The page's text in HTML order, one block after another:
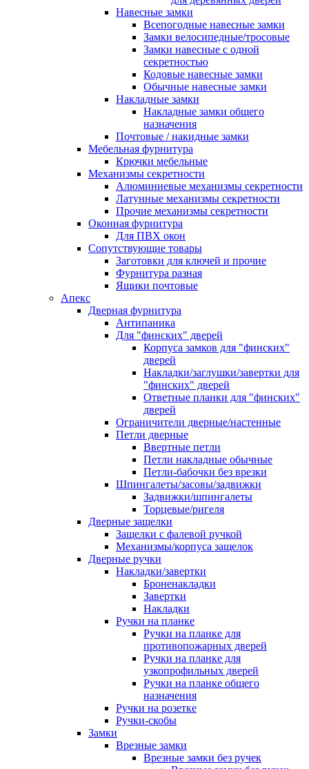
Навесные замки
Всепогодные навесные замки
Замки велосипедные/тросовые
Замки навесные с одной
секретностью
Кодовые навесные замки
Обычные навесные замки
Накладные замки
Накладные замки общего
назначения
Почтовые / накидные замки
Мебельная фурнитура
Крючки мебельные
Механизмы секретности
Алюминиевые механизмы секретности
Латунные механизмы секретности
Прочие механизмы секретности
Оконная фурнитура
Для ПВХ окон
Сопутствующие товары
Заготовки для ключей и прочие
Фурнитура разная
Ящики почтовые
Апекс
Дверная фурнитура
Антипаника
Для "финских" дверей
Корпуса замков для "финских"
дверей
Накладки/заглушки/завертки для
"финских" дверей
Ответные планки для "финских"
дверей
Ограничители дверные/настенные
Петли дверные
Ввертные петли
Петли накладные обычные
Петли-бабочки без врезки
Шпингалеты/засовы/задвижки
Задвижки/шпингалеты
Торцевые/ригеля
Дверные защелки
Защелки с фалевой ручкой
Механизмы/корпуса защелок
Дверные ручки
Накладки/завертки
Броненакладки
Завертки
Накладки
Ручки на планке
Ручки на планке для
противопожарных дверей
Ручки на планке для
узкопрофильных дверей
Ручки на планке общего
назначения
Ручки на розетке
Ручки-скобы
Замки
Врезные замки
Врезные замки без ручек